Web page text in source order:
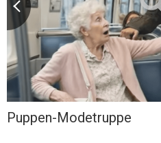
Puppen-Modetruppe